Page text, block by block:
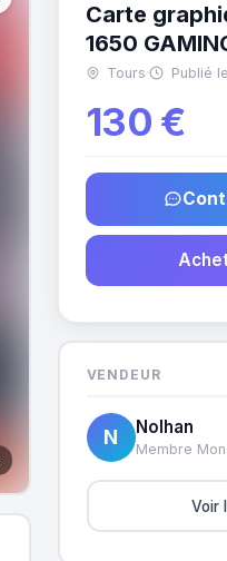
Carte
1650
Tours· Publié
130 €
VENDEUR
N Nolhan
Membre
Voir